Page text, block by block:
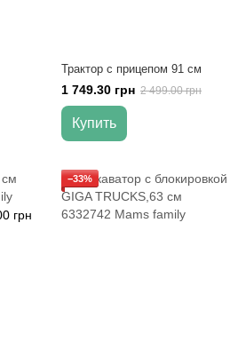
Трактор с прицепом 91 см
1 749.30 грн 2 499.00 грн
Купить
−33%